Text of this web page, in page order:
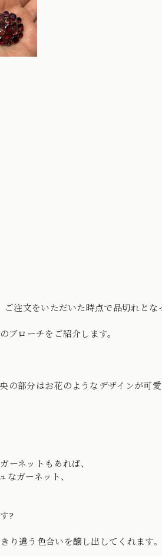
注文をいただいた時点で品切れとな
ブローチをご紹介します。
部分はお花のようなデザインが可愛
ーネットもあれば、
ガーネット、
?
り違う色合いを醸し出してくれます。